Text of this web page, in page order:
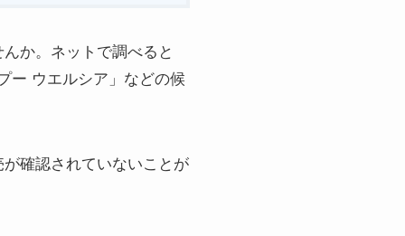
か。ネットで調べると
ー ウエルシア」などの候
確認されていないことが